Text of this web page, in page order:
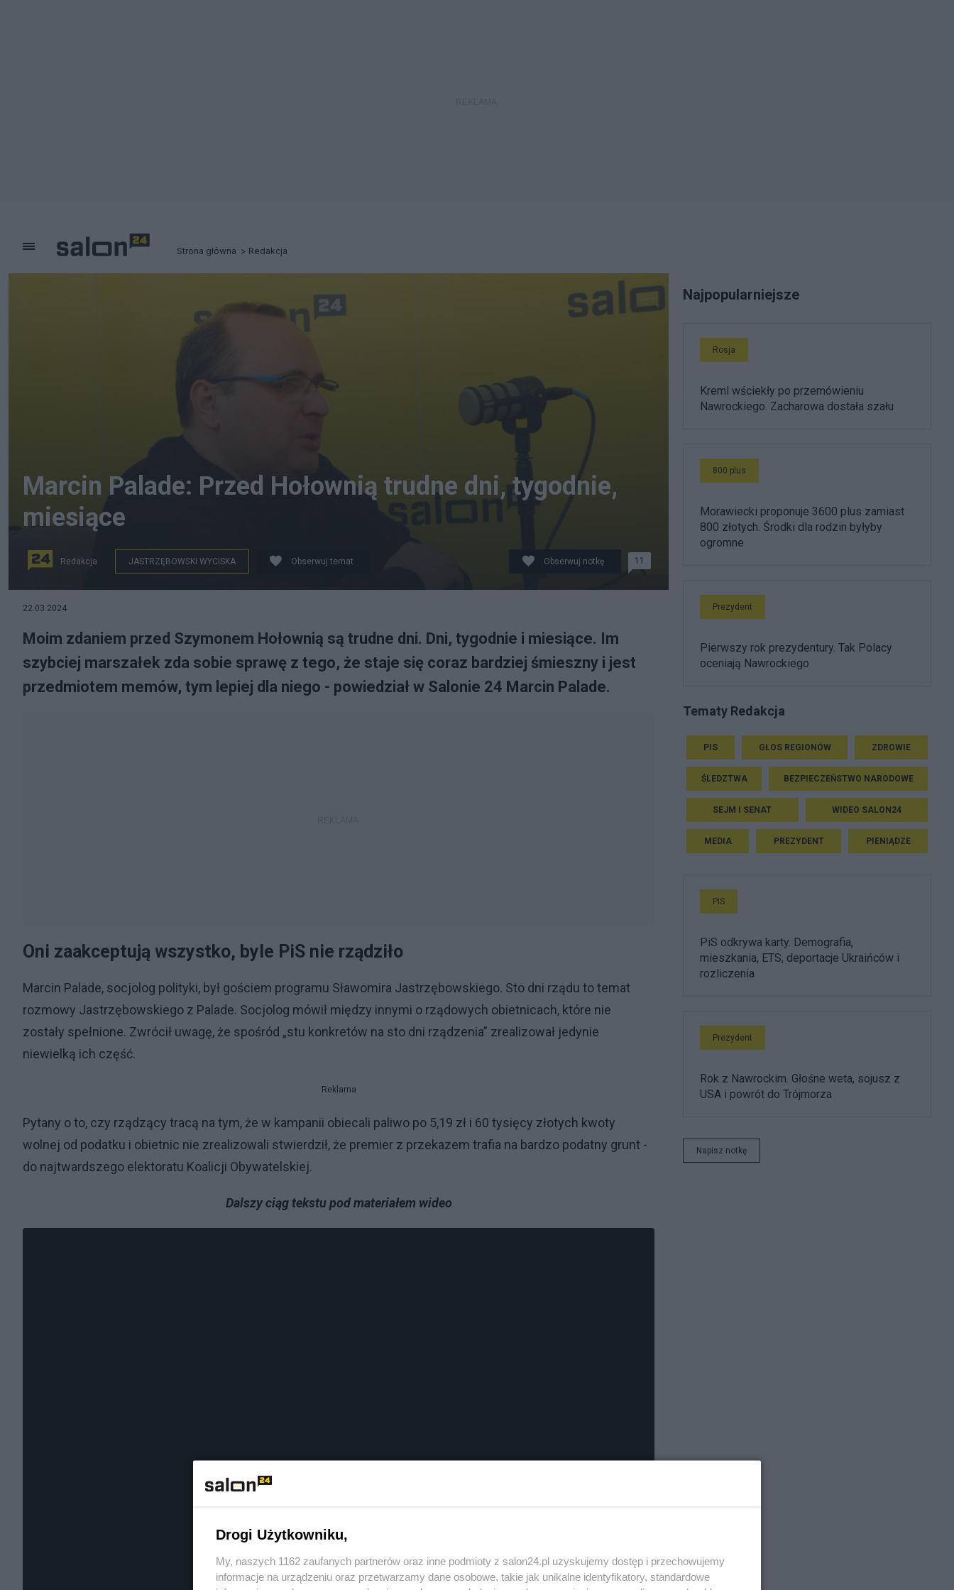
Strona główna Redakcja
Marcin Palade: Przed Hołownią trudne dni, tygodnie,
miesiące
Redakcja JASTRZĘBOWSKI WYCISKA Obserwuj temat Obserwuj notkę 11
22.03.2024
Moim zdaniem przed Szymonem Hołownią są trudne dni. Dni, tygodnie i miesiące. Im
szybciej marszałek zda sobie sprawę z tego, że staje się coraz bardziej śmieszny i jest
przedmiotem memów, tym lepiej dla niego - powiedział w Salonie 24 Marcin Palade.
Oni zaakceptują wszystko, byle PiS nie rządziło
Marcin Palade, socjolog polityki, był gościem programu Sławomira Jastrzębowskiego. Sto dni rządu to temat
rozmowy Jastrzębowskiego z Palade. Socjolog mówił między innymi o rządowych obietnicach, które nie
zostały spełnione. Zwrócił uwagę, że spośród „stu konkretów na sto dni rządzenia” zrealizował jedynie
niewielką ich część.
Reklama
Pytany o to, czy rządzący tracą na tym, że w kampanii obiecali paliwo po 5,19 zł i 60 tysięcy złotych kwoty
wolnej od podatku i obietnic nie zrealizowali stwierdził, że premier z przekazem trafia na bardzo podatny grunt -
do najtwardszego elektoratu Koalicji Obywatelskiej.
Dalszy ciąg tekstu pod materiałem wideo
Najpopularniejsze
Rosja
Kreml wściekły po przemówieniu
Nawrockiego. Zacharowa dostała szału
800 plus
Morawiecki proponuje 3600 plus zamiast
800 złotych. Środki dla rodzin byłyby
ogromne
Prezydent
Pierwszy rok prezydentury. Tak Polacy
oceniają Nawrockiego
Tematy Redakcja
PIS GŁOS REGIONÓW ZDROWIE
ŚLEDZTWA BEZPIECZEŃSTWO NARODOWE
SEJM I SENAT WIDEO SALON24
MEDIA PREZYDENT PIENIĄDZE
PiS
PiS odkrywa karty. Demografia,
mieszkania, ETS, deportacje Ukraińców i
rozliczenia
Prezydent
Rok z Nawrockim. Głośne weta, sojusz z
USA i powrót do Trójmorza
Napisz notkę
Drogi Użytkowniku,
My, naszych 1162 zaufanych partnerów oraz inne podmioty z salon24.pl uzyskujemy dostęp i przechowujemy
informacje na urządzeniu oraz przetwarzamy dane osobowe, takie jak unikalne identyfikatory, standardowe